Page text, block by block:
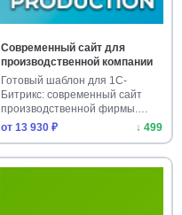
Современный сайт для
производственной компании
Готовый шаблон для 1С-
Битрикс: современный сайт
производственной фирмы.
Оптимизи…
от 13 930 ₽ ↓ 499